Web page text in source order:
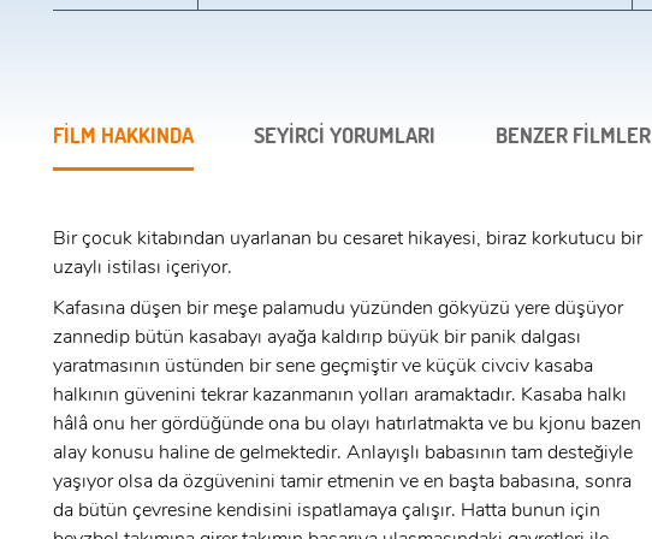
x
FİLM HAKKINDA SEYİRCİ YORUMLARI BENZER FİLMLER
Bir çocuk kitabından uyarlanan bu cesaret hikayesi, biraz korkutucu bir
uzaylı istilası içeriyor.
Kafasına düşen bir meşe palamudu yüzünden gökyüzü yere düşüyor
zannedip bütün kasabayı ayağa kaldırıp büyük bir panik dalgası
yaratmasının üstünden bir sene geçmiştir ve küçük civciv kasaba
halkının güvenini tekrar kazanmanın yolları aramaktadır. Kasaba halkı
hâlâ onu her gördüğünde ona bu olayı hatırlatmakta ve bu kjonu bazen
alay konusu haline de gelmektedir. Anlayışlı babasının tam desteğiyle
yaşıyor olsa da özgüvenini tamir etmenin ve en başta babasına, sonra
da bütün çevresine kendisini ispatlamaya çalışır. Hatta bunun için